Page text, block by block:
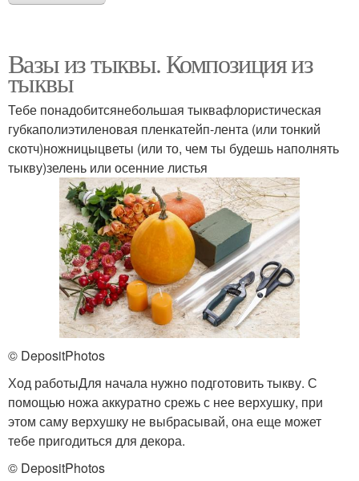
Вазы из тыквы. Композиция из
тыквы
Тебе понадобитсянебольшая тыквафлористическая
губкаполиэтиленовая пленкатейп-лента (или тонкий
скотч)ножницыцветы (или то, чем ты будешь наполнять
тыкву)зелень или осенние листья
© DepositPhotos
Ход работыДля начала нужно подготовить тыкву. С
помощью ножа аккуратно срежь с нее верхушку, при
этом саму верхушку не выбрасывай, она еще может
тебе пригодиться для декора.
© DepositPhotos